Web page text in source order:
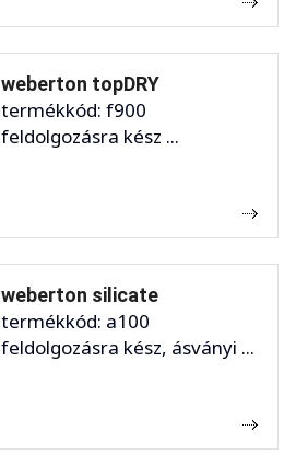
weberton topDRY
termékkód: f900
feldolgozásra kész ...
weberton silicate
termékkód: a100
feldolgozásra kész, ásványi ...